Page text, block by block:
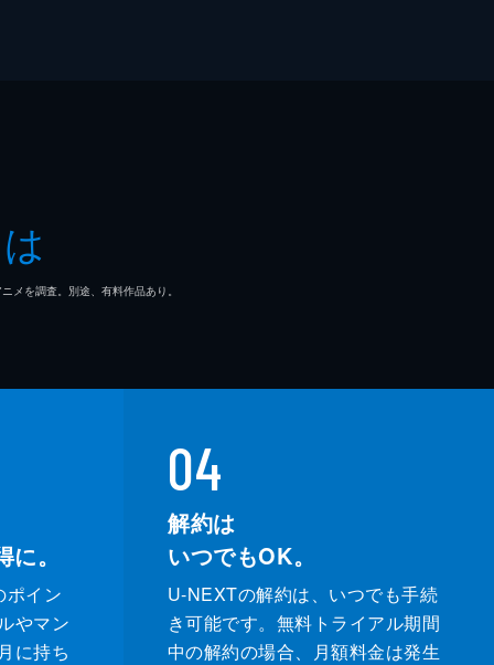
を調査。別途、有料作品あり。
。
ポイン
やマン
に持ち
04
解約は
いつでもOK。
U-NEXTの解約は、いつでも手続
き可能です。無料トライアル期間
中の解約の場合、月額料金は発生